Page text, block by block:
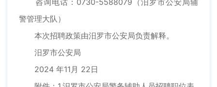
咨询电话：0730-5588079（汨罗市公安局辅
警管理大队）
本次招聘政策由汨罗市公安局负责解释。
汨罗市公安局
2024 年11月 22日